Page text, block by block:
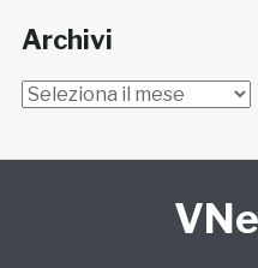
Archivi
Archivi